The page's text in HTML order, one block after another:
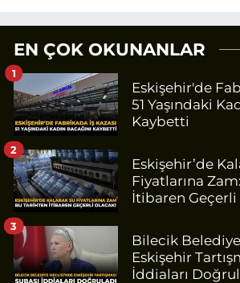
EN ÇOK OKUNANLAR
Eskişehir'de
51 Yaşındaki
Kaybetti
1
Eskişehir’de
Fiyatlarına
İtibaren Geçerli
2
Bilecik
Eskişehir
İddiaları
3